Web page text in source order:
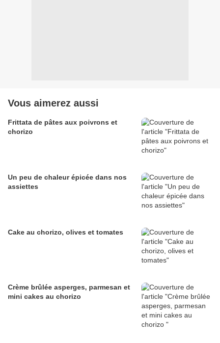
Vous aimerez aussi
Frittata de pâtes aux poivrons et
chorizo
Un peu de chaleur épicée dans nos
assiettes
Cake au chorizo, olives et tomates
Crème brûlée asperges, parmesan et
mini cakes au chorizo